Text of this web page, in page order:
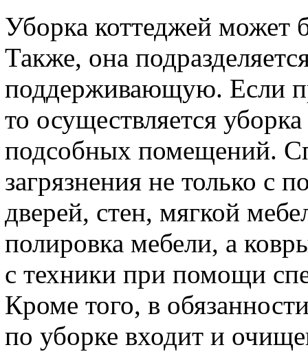
Уборка коттеджей может
Также, она
поддерживающую. Если
то осуществляется
подсобных помещений.
загрязнения не только с
дверей, стен, мягкой
полировка мебели, а
с техники при помощи
Кроме того, в
по уборке входит и